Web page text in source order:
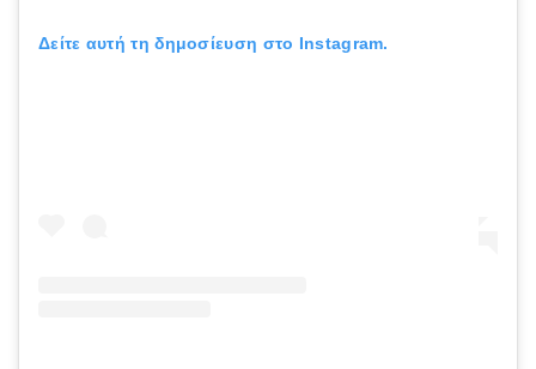
Δείτε αυτή τη δημοσίευση στο Instagram.